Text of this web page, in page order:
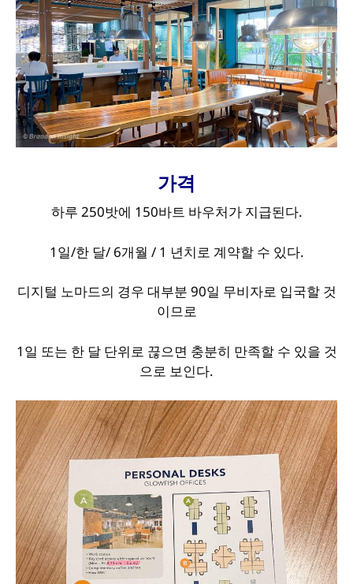
가격
하루 250밧에 150바트 바우처가 지급된다.
1일/한 달/ 6개월 / 1 년치로 계약할 수 있다.
디지털 노마드의 경우 대부분 90일 무비자로 입국할 것
이므로
1일 또는 한 달 단위로 끊으면 충분히 만족할 수 있을 것
으로 보인다.